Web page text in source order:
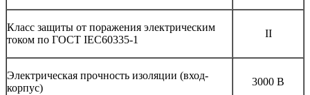
Класс защиты от поражения электрическим
током по ГОСТ IEC60335-1
II
Электрическая прочность изоляции (вход-
корпус)
3000 В